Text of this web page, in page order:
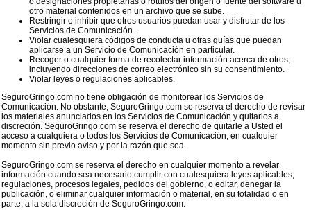
otro material contenidos en un archivo que se sube.
Restringir o inhibir que otros usuarios puedan usar y disfrutar de los
Servicios de Comunicación.
Violar cualesquiera códigos de conducta u otras guías que puedan
aplicarse a un Servicio de Comunicación en particular.
Recoger o cualquier forma de recolectar información acerca de otros,
incluyendo direcciones de correo electrónico sin su consentimiento.
Violar leyes o regulaciones aplicables.
SeguroGringo.com no tiene obligación de monitorear los Servicios de
Comunicación. No obstante, SeguroGringo.com se reserva el derecho de revisar
los materiales anunciados en los Servicios de Comunicación y quitarlos a
discreción. SeguroGringo.com se reserva el derecho de quitarle a Usted el
acceso a cualquiera o todos los Servicios de Comunicación, en cualquier
momento sin previo aviso y por la razón que sea.
SeguroGringo.com se reserva el derecho en cualquier momento a revelar
información cuando sea necesario cumplir con cualesquiera leyes aplicables,
regulaciones, procesos legales, pedidos del gobierno, o editar, denegar la
publicación, o eliminar cualquier información o material, en su totalidad o en
parte, a la sola discreción de SeguroGringo.com.